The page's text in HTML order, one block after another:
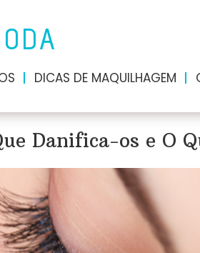
DICAS DE MAQUILHAGEM
Danifica-os e O